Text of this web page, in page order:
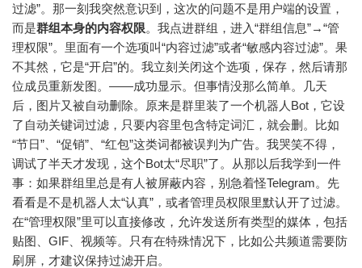
过滤”。那一刻我突然意识到，这次的问题不是用户端的设置，
而是群组本身的内容权限。我点进群组，进入“群组信息”→“管
理权限”。里面有一个选项叫“内容过滤”或者“敏感内容过滤”。果
不其然，它是“开启”的。我立刻关闭这个选项，保存，然后请那
位成员重新发图。——成功显示。但事情没那么简单。几天
后，图片又被自动删除。原来是群里装了一个机器人Bot，它设
了自动关键词过滤，只要内容里包含特定词汇，就会删。比如
“节日”、“促销”、“红包”这类词都被误判为广告。我哭笑不得，
调试了半天才发现，这个Bot太“尽职”了。从那以后我学到一件
事：如果群组里总是有人被屏蔽内容，别急着怪Telegram。先
看看是不是机器人太“认真”，或者管理员权限里默认开了过滤。
在“管理权限”里可以直接修改，允许发送所有类型的媒体，包括
贴图、GIF、视频等。只有在特殊情况下，比如公共频道需要防
刷屏，才建议保持过滤开启。